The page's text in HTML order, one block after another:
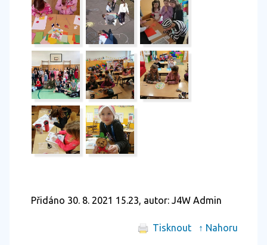
Přidáno 30. 8. 2021 15.23, autor: J4W Admin
Tisknout ↑ Nahoru